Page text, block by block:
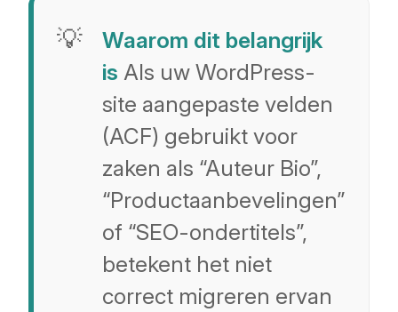
Waarom dit belangrijk
is Als uw WordPress-
site aangepaste velden
(ACF) gebruikt voor
zaken als “Auteur Bio”,
“Productaanbevelingen”
of “SEO-ondertitels”,
betekent het niet
correct migreren ervan